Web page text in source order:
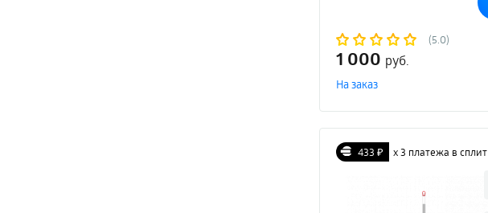
(5.0)
1 000 руб.
На заказ
433 ₽ х 3 платежа в сплит